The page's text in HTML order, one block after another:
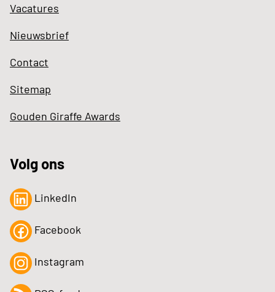
Vacatures
Nieuwsbrief
Contact
Sitemap
Gouden Giraffe Awards
Volg ons
LinkedIn
Facebook
Instagram